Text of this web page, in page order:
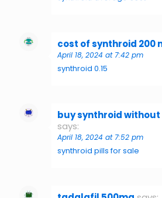
cost of synthroid 200
April 18, 2024 at 7:42 pm
synthroid 0.15
buy synthroid
says:
April 18, 2024 at 7:52 pm
synthroid pills for sale